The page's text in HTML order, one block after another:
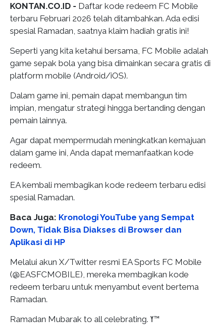
KONTAN.CO.ID - Daftar kode redeem FC Mobile
terbaru Februari 2026 telah ditambahkan. Ada edisi
spesial Ramadan, saatnya klaim hadiah gratis ini!
Seperti yang kita ketahui bersama, FC Mobile adalah
game sepak bola yang bisa dimainkan secara gratis di
platform mobile (Android/iOS).
Dalam game ini, pemain dapat membangun tim
impian, mengatur strategi hingga bertanding dengan
pemain lainnya.
Agar dapat mempermudah meningkatkan kemajuan
dalam game ini, Anda dapat memanfaatkan kode
redeem.
EA kembali membagikan kode redeem terbaru edisi
spesial Ramadan.
Baca Juga: Kronologi YouTube yang Sempat
Down, Tidak Bisa Diakses di Browser dan
Aplikasi di HP
Melalui akun X/Twitter resmi EA Sports FC Mobile
(@EASFCMOBILE), mereka membagikan kode
redeem terbaru untuk menyambut event bertema
Ramadan.
Ramadan Mubarak to all celebrating. ߌ™